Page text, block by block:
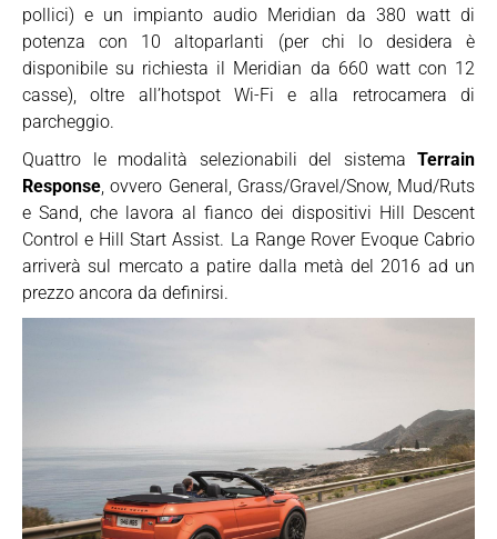
pollici) e un impianto audio Meridian da 380 watt di
potenza con 10 altoparlanti (per chi lo desidera è
disponibile su richiesta il Meridian da 660 watt con 12
casse), oltre all’hotspot Wi-Fi e alla retrocamera di
parcheggio.
Quattro le modalità selezionabili del sistema Terrain
Response, ovvero General, Grass/Gravel/Snow, Mud/Ruts
e Sand, che lavora al fianco dei dispositivi Hill Descent
Control e Hill Start Assist. La Range Rover Evoque Cabrio
arriverà sul mercato a patire dalla metà del 2016 ad un
prezzo ancora da definirsi.